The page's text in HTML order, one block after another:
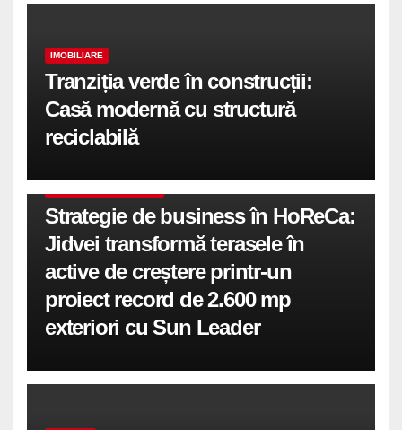
IMOBILIARE
Tranziția verde în construcții:
Casă modernă cu structură
reciclabilă
Strategie de business în HoReCa:
Jidvei transformă terasele în
active de creștere printr-un
proiect record de 2.600 mp
exteriori cu Sun Leader